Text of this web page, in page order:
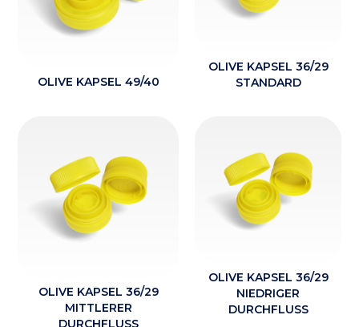
OLIVE KAPSEL 49/40
OLIVE KAPSEL 36/29
STANDARD
OLIVE KAPSEL 36/29
MITTLERER
DURCHFLUSS
OLIVE KAPSEL 36/29
NIEDRIGER
DURCHFLUSS